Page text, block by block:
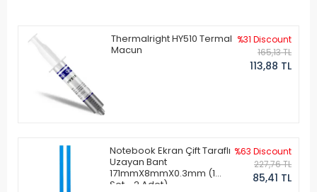
Thermalright HY510 Termal
Macun
%31 Discount
165,13 TL
113,88 TL
Notebook Ekran Çift Taraflı
Uzayan Bant
171mmX8mmX0.3mm (1
Set - 2 Adet)
%63 Discount
227,76 TL
85,41 TL